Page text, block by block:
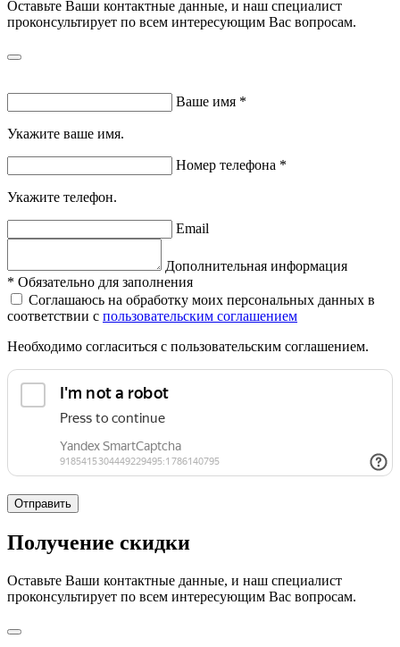
Оставьте Ваши контактные данные, и наш специалист
проконсультирует по всем интересующим Вас вопросам.
Ваше имя *
Укажите ваше имя.
Номер телефона *
Укажите телефон.
Email
Дополнительная информация
* Обязательно для заполнения
Соглашаюсь на обработку моих персональных данных в
соответствии с пользовательским соглашением
Необходимо согласиться с пользовательским соглашением.
Отправить
Получение скидки
Оставьте Ваши контактные данные, и наш специалист
проконсультирует по всем интересующим Вас вопросам.